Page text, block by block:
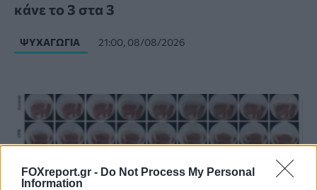
FOXreport.gr - Do Not Process My Personal
Information
κάνε το 3 στα 3
ΨΥΧΑΓΩΓΊΑ 21:00, 08/08/2026